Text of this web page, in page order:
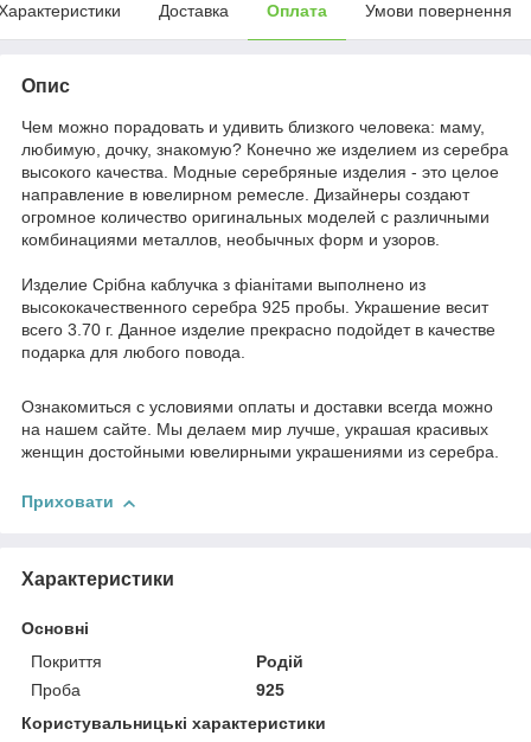
Доставка Оплата Умови повернення
Опис
Чем можно порадовать и удивить близкого человека: маму,
любимую, дочку, знакомую? Конечно же изделием из серебра
высокого качества. Модные серебряные изделия - это целое
направление в ювелирном ремесле. Дизайнеры создают
огромное количество оригинальных моделей с различными
комбинациями металлов, необычных форм и узоров.
Изделие Срібна каблучка з фіанітами выполнено из
высококачественного серебра 925 пробы. Украшение весит
всего 3.70 г. Данное изделие прекрасно подойдет в качестве
подарка для любого повода.
Ознакомиться с условиями оплаты и доставки всегда можно
на нашем сайте. Мы делаем мир лучше, украшая красивых
женщин достойными ювелирными украшениями из серебра.
Приховати
Характеристики
Основні
Покриття
Родій
Проба
925
Користувальницькі характеристики